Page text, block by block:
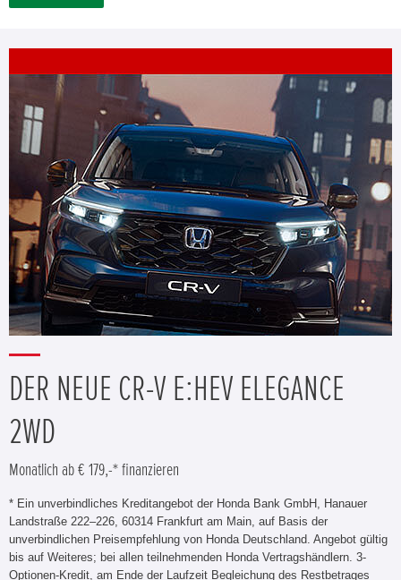
DER NEUE CR-V E:HEV ELEGANCE
2WD
Monatlich ab € 179,-* finanzieren
* Ein unverbindliches Kreditangebot der Honda Bank GmbH, Hanauer
Landstraße 222–226, 60314 Frankfurt am Main, auf Basis der
unverbindlichen Preisempfehlung von Honda Deutschland. Angebot gültig
bis auf Weiteres; bei allen teilnehmenden Honda Vertragshändlern. 3-
Optionen-Kredit, am Ende der Laufzeit Begleichung des Restbetrages